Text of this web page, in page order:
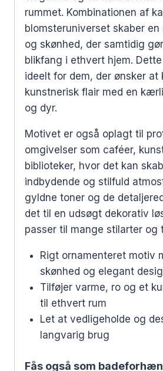
rummet. Kombinationen af
blomsteruniverset skaber
og skønhed, der samtidig
blikfang i ethvert hjem.
ideelt for dem, der ønsker at
kunstnerisk flair med en
og dyr.
Motivet er også oplagt til
omgivelser som caféer,
biblioteker, hvor det kan
indbydende og stilfuld
gyldne toner og de
det til en udsøgt dekorativ
passer til mange stilarter og
Rigt ornamenteret motiv
skønhed og elegant
Tilføjer varme, ro og et
til ethvert rum
Let at vedligeholde og
langvarig brug
Fås også som